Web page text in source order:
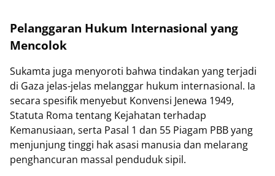
Pelanggaran Hukum Internasional yang
Mencolok
Sukamta juga menyoroti bahwa tindakan yang terjadi
di Gaza jelas-jelas melanggar hukum internasional. Ia
secara spesifik menyebut Konvensi Jenewa 1949,
Statuta Roma tentang Kejahatan terhadap
Kemanusiaan, serta Pasal 1 dan 55 Piagam PBB yang
menjunjung tinggi hak asasi manusia dan melarang
penghancuran massal penduduk sipil.